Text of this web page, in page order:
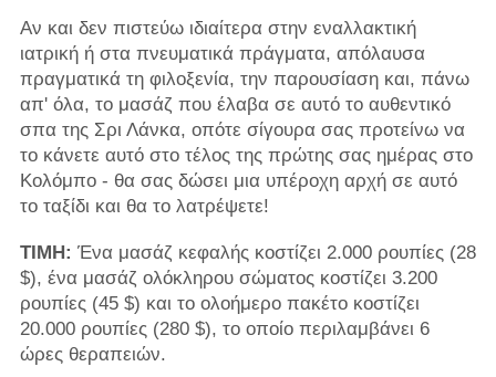
Αν και δεν πιστεύω ιδιαίτερα στην εναλλακτική
ιατρική ή στα πνευματικά πράγματα, απόλαυσα
πραγματικά τη φιλοξενία, την παρουσίαση και, πάνω
απ' όλα, το μασάζ που έλαβα σε αυτό το αυθεντικό
σπα της Σρι Λάνκα, οπότε σίγουρα σας προτείνω να
το κάνετε αυτό στο τέλος της πρώτης σας ημέρας στο
Κολόμπο - θα σας δώσει μια υπέροχη αρχή σε αυτό
το ταξίδι και θα το λατρέψετε!
ΤΙΜΗ: Ένα μασάζ κεφαλής κοστίζει 2.000 ρουπίες (28
$), ένα μασάζ ολόκληρου σώματος κοστίζει 3.200
ρουπίες (45 $) και το ολοήμερο πακέτο κοστίζει
20.000 ρουπίες (280 $), το οποίο περιλαμβάνει 6
ώρες θεραπειών.